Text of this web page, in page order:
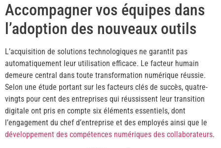
Accompagner vos équipes dans
l’adoption des nouveaux outils
L’acquisition de solutions technologiques ne garantit pas
automatiquement leur utilisation efficace. Le facteur humain
demeure central dans toute transformation numérique réussie.
Selon une étude portant sur les facteurs clés de succès, quatre-
vingts pour cent des entreprises qui réussissent leur transition
digitale ont pris en compte six éléments essentiels, dont
l’engagement du chef d’entreprise et des employés ainsi que le
développement des compétences numériques des collaborateurs.